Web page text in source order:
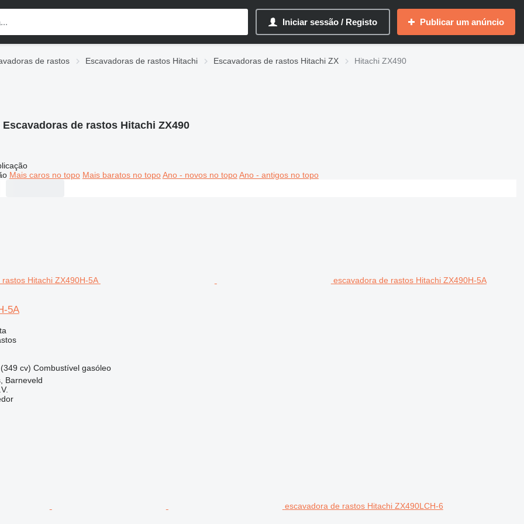
Iniciar sessão / Registo Publicar um anúncio
de rastos Escavadoras de rastos Hitachi Escavadoras de rastos Hitachi ZX Hitachi ZX490
Escavadoras de rastos Hitachi ZX490
Mais caros no topo Mais baratos no topo Ano - novos no topo Ano - antigos no topo
escavadora de rastos Hitachi ZX490H-5A
5A
cv) Combustível gasóleo
Barneveld
escavadora de rastos Hitachi ZX490LCH-6